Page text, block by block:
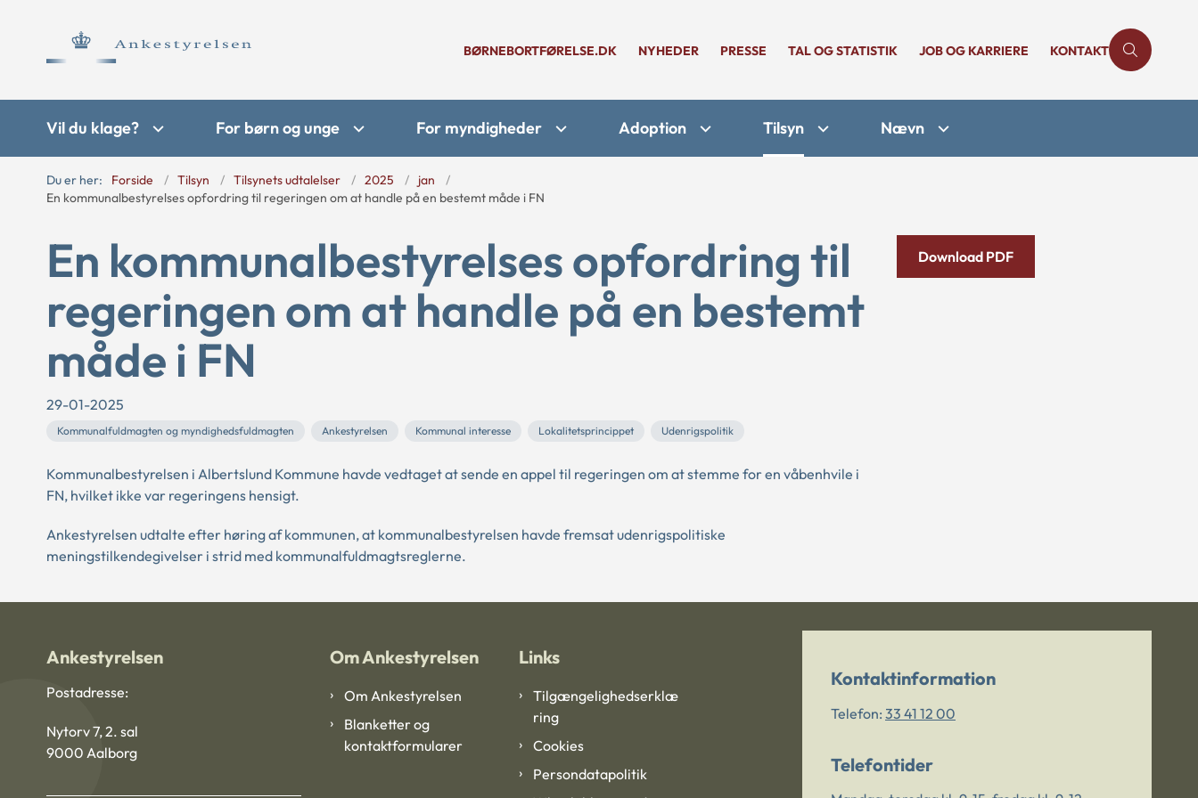
BØRNEBORTFØRELSE.DK NYHEDER PRESSE TAL OG STATISTIK JOB OG KARRIERE KONTAKT
Vil du klage? For børn og unge For myndigheder Adoption Tilsyn Nævn
Du er her: Forside Tilsyn Tilsynets udtalelser 2025
jan
En kommunalbestyrelses opfordring til regeringen om at handle på en bestemt måde i FN
En kommunalbestyrelses opfordring til
regeringen om at handle på en bestemt
måde i FN
29-01-2025
Kommunalfuldmagten og myndighedsfuldmagten Ankestyrelsen Kommunal interesse Lokalitetsprincippet Udenrigspolitik
Kommunalbestyrelsen i Albertslund Kommune havde vedtaget at sende en appel til regeringen om at stemme for en våbenhvile i
FN, hvilket ikke var regeringens hensigt.
Ankestyrelsen udtalte efter høring af kommunen, at kommunalbestyrelsen havde fremsat udenrigspolitiske
meningstilkendegivelser i strid med kommunalfuldmagtsreglerne.
Download PDF
Ankestyrelsen
Postadresse:
Nytorv 7, 2. sal
9000 Aalborg
Om Ankestyrelsen
Om Ankestyrelsen
Blanketter og
kontaktformularer
Links
Tilgængelighedserklæ
ring
Cookies
Persondatapolitik
Kontaktinformation
Telefon: 33 41 12 00
Telefontider